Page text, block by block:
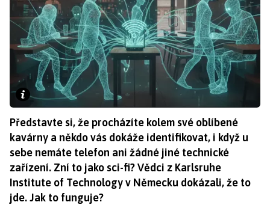
Představte si, že procházíte kolem své oblíbené
kavárny a někdo vás dokáže identifikovat, i když u
sebe nemáte telefon ani žádné jiné technické
zařízení. Zní to jako sci-fi? Vědci z Karlsruhe
Institute of Technology v Německu dokázali, že to
jde. Jak to funguje?